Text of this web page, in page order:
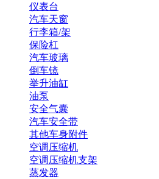
仪表台
汽车天窗
行李箱/架
保险杠
汽车玻璃
倒车镜
举升油缸
油泵
安全气囊
汽车安全带
其他车身附件
空调压缩机
空调压缩机支架
蒸发器